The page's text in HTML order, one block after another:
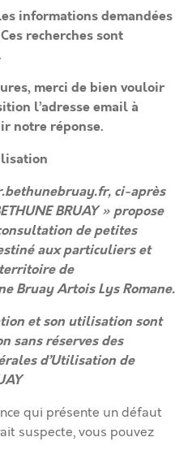
informations demandées
recherches sont
merci de bien vouloir
l’adresse email à
notre réponse.
ci-après
BRUAY » propose
de petites
aux particuliers et
de
Bruay Artois Lys Romane.
et son utilisation sont
sans réserves des
d’Utilisation de
qui présente un défaut
suspecte, vous pouvez